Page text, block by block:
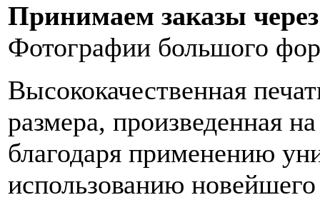
Принимаем заказы
Фотографии большого
Высококачественная
размера, произведенная
благодаря применению
использованию